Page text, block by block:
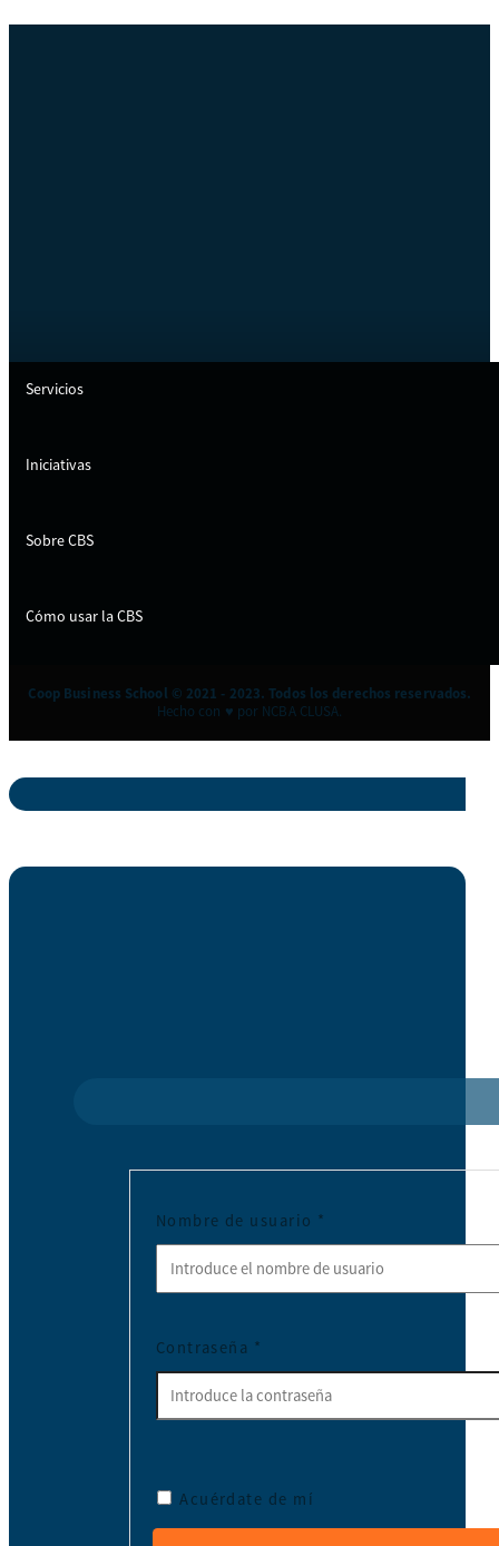
Servicios
Iniciativas
Sobre CBS
Cómo usar la CBS
Coop Business School © 2021 - 2023. Todos los derechos reservados.
Hecho con ♥ por NCBA CLUSA.
Nombre de usuario *
Contraseña *
Acuérdate de mí